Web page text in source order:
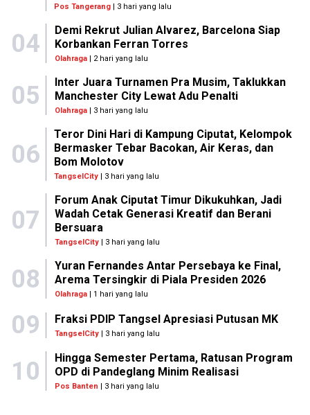
Pos Tangerang | 3 hari yang lalu
04
Demi Rekrut Julian Alvarez, Barcelona Siap
Korbankan Ferran Torres
Olahraga| 2 hari yang lalu
05
Inter Juara Turnamen Pra Musim, Taklukkan
Manchester City Lewat Adu Penalti
Olahraga| 3 hari yang lalu
06
Teror Dini Hari di Kampung Ciputat, Kelompok
Bermasker Tebar Bacokan, Air Keras, dan
Bom Molotov
TangselCity | 3 hari yang lalu
07
Forum Anak Ciputat Timur Dikukuhkan, Jadi
Wadah Cetak Generasi Kreatif dan Berani
Bersuara
TangselCity| 3 hari yang lalu
08
Yuran Fernandes Antar Persebaya ke Final,
Arema Tersingkir di Piala Presiden 2026
Olahraga| 1 hari yang lalu
09 Fraksi PDIP Tangsel Apresiasi Putusan MK
TangselCity | 3 hari yang lalu
10
Hingga Semester Pertama, Ratusan Program
OPD di Pandeglang Minim Realisasi
Pos Banten | 3 hari yang lalu